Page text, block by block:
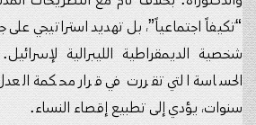
“تكيفاً اجتماعياً”، بل تهديد استراتيجي على
شخصية الديمقراطية الليبرالية لإسرائيل
الحساسة التي تقررت في قرار محكمة
سنوات، يؤدي إلى تطبيع إقصاء النساء.